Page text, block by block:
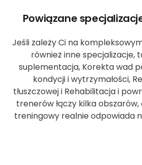
Powiązane
Jeśli zależy Ci na
również inne specjalizacje,
suplementacja, Korekta wad
kondycji i wytrzymałości,
tłuszczowej i Rehabilitacja i
trenerów łączy kilka
treningowy realnie odpowiada